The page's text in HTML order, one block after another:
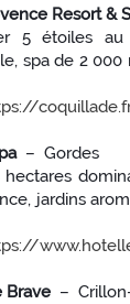
Resort &
5 étoiles
spa de 2
– Gordes
hectares
jardins
Brave–